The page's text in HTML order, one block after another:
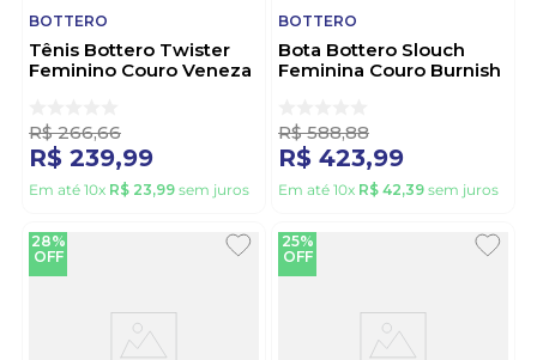
BOTTERO
Tênis Bottero Twister
Feminino Couro Veneza
R$ 266,66
R$ 239,99
Em até 10x R$ 23,99 sem juros
BOTTERO
Bota Bottero Slouch
Feminina Couro Burnish
R$ 588,88
R$ 423,99
Em até 10x R$ 42,39 sem juros
28%
OFF
25%
OFF